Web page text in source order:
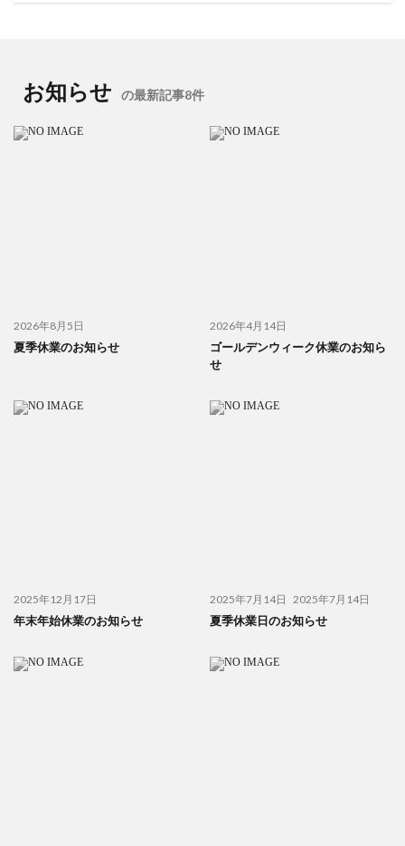
お知らせ の最新記事8件
2026年8月5日
夏季休業のお知らせ
2026年4月14日
ゴールデンウィーク休業のお知ら
せ
2025年12月17日
年末年始休業のお知らせ
2025年7月14日 2025年7月14日
夏季休業日のお知らせ